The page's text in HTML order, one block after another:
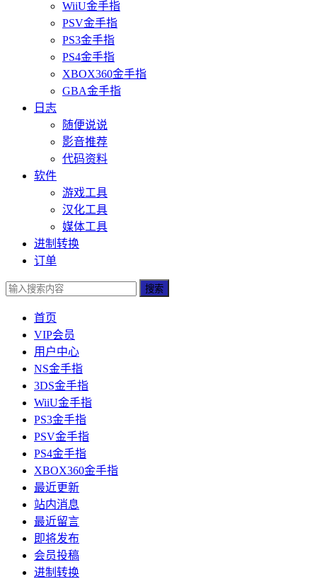
WiiU金手指
PSV金手指
PS3金手指
PS4金手指
XBOX360金手指
GBA金手指
日志
随便说说
影音推荐
代码资料
软件
游戏工具
汉化工具
媒体工具
进制转换
订单
搜索
首页
VIP会员
用户中心
NS金手指
3DS金手指
WiiU金手指
PS3金手指
PSV金手指
PS4金手指
XBOX360金手指
最近更新
站内消息
最近留言
即将发布
会员投稿
进制转换